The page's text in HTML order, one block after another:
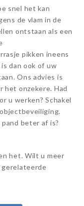
snel het kan
de vlam in de
ontstaan als een
pikken ineens
dan ook of uw
Ons advies is
het onzekere. Had
u werken? Schakel
beter af is?
het. Wilt u meer
gerelateerde